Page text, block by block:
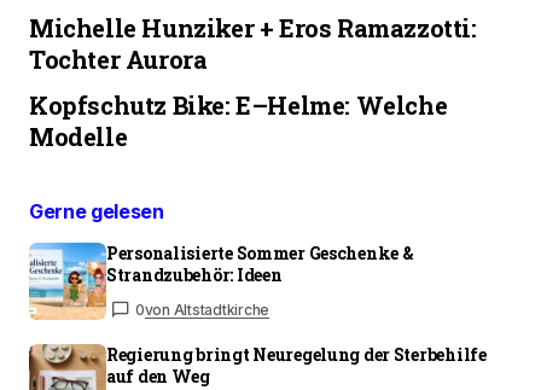
Michelle Hunziker + Eros Ramazzotti:
Tochter Aurora
Kopfschutz Bike: E–Helme: Welche
Modelle
Gerne gelesen
Personalisierte Sommer Geschenke &
Strandzubehör: Ideen
0von Altstadtkirche
Regierung bringt Neuregelung der Sterbehilfe
auf den Weg